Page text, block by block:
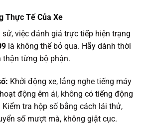
Thực Tế Của Xe
việc đánh giá trực tiếp hiện trạng
là không thể bỏ qua. Hãy dành thời
thận từng bộ phận.
Khởi động xe, lắng nghe tiếng máy
động êm ái, không có tiếng động
tra hộp số bằng cách lái thử,
số mượt mà, không giật cục.